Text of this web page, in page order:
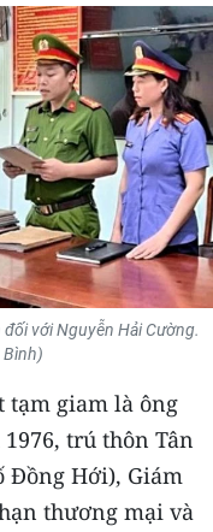
với Nguyễn Hải Cường.
Bình)
tạm giam là ông
trú thôn Tân
Đồng Hới), Giám
thương mại và